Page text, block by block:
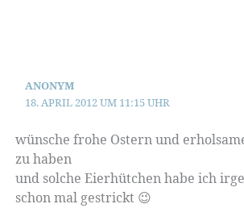
ANONYM
18. APRIL 2012 UM 11:15 UHR
wünsche frohe Ostern und
zu haben
und solche Eierhütchen habe ich
schon mal gestrickt 😉